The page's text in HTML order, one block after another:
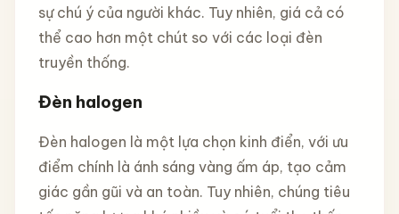
sự chú ý của người khác. Tuy nhiên, giá cả có
thể cao hơn một chút so với các loại đèn
truyền thống.
Đèn halogen
Đèn halogen là một lựa chọn kinh điển, với ưu
điểm chính là ánh sáng vàng ấm áp, tạo cảm
giác gần gũi và an toàn. Tuy nhiên, chúng tiêu